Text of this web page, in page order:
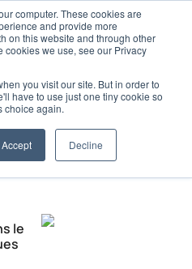
computer. These cookies are
and provide more
on this website and through other
cookies we use, see our Privacy
you visit our site. But in order to
have to use just one tiny cookie so
choice again.
Accept Decline
caractéristiques
A-400
le